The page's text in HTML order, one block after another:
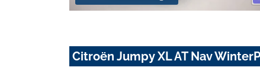
Citroën Jumpy XL AT Nav